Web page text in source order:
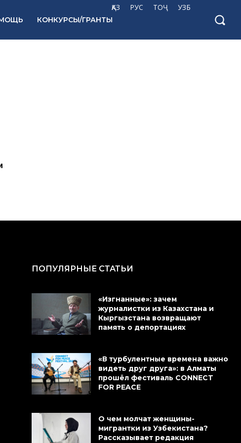
ҚАЗ РУС ТОҶ УЗБ
КОНКУРСЫ/ГРАНТЫ
ПОПУЛЯРНЫЕ СТАТЬИ
«Изгнанные»: зачем
журналистки из Казахстана и
Кыргызстана возвращают
память о депортациях
«В турбулентные времена важно
видеть друг друга»: в Алматы
прошёл фестиваль CONNECT
FOR PEACE
О чем молчат женщины-
мигрантки из Узбекистана?
Рассказывает редакция